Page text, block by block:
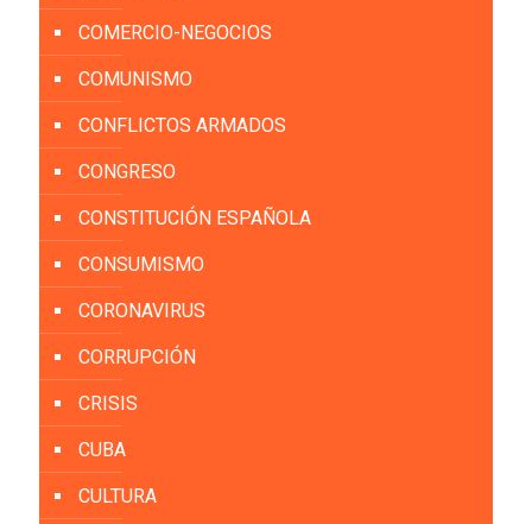
COMERCIO-NEGOCIOS
COMUNISMO
CONFLICTOS ARMADOS
CONGRESO
CONSTITUCIÓN ESPAÑOLA
CONSUMISMO
CORONAVIRUS
CORRUPCIÓN
CRISIS
CUBA
CULTURA